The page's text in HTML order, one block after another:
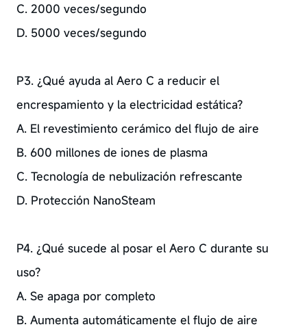
C. 2000 veces/segundo
D. 5000 veces/segundo
P3. ¿Qué ayuda al Aero C a reducir el
encrespamiento y la electricidad estática?
A. El revestimiento cerámico del flujo de aire
B. 600 millones de iones de plasma
C. Tecnología de nebulización refrescante
D. Protección NanoSteam
P4. ¿Qué sucede al posar el Aero C durante su
uso?
A. Se apaga por completo
B. Aumenta automáticamente el flujo de aire